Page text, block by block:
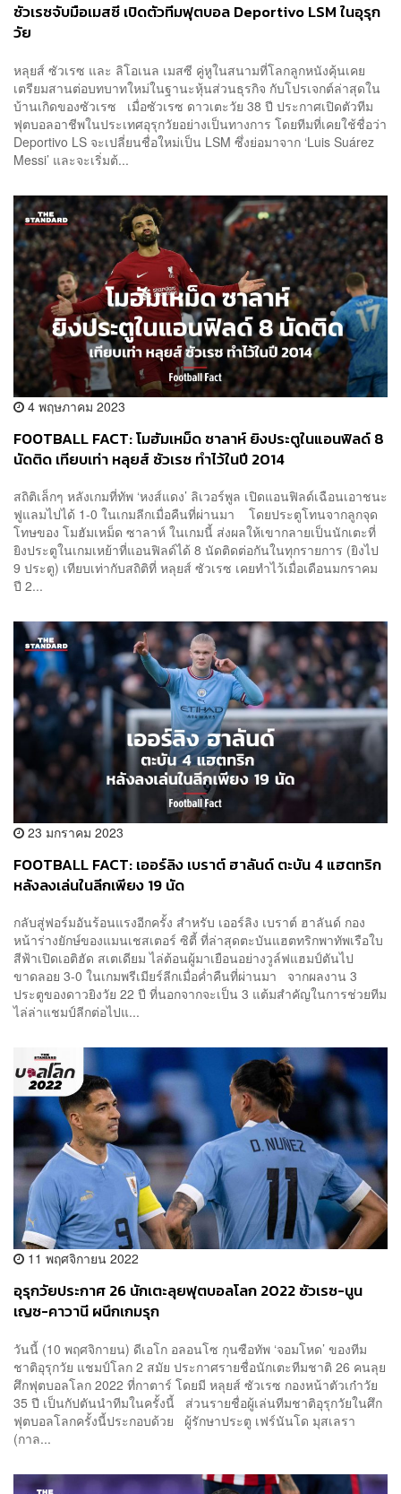
ซัวเรซจับมือเมสซี เปิดตัวทีมฟุตบอล Deportivo LSM ในอุรุก
วัย
หลุยส์ ซัวเรซ และ ลิโอเนล เมสซี คู่หูในสนามที่โลกลูกหนังคุ้นเคย
เตรียมสานต่อบทบาทใหม่ในฐานะหุ้นส่วนธุรกิจ กับโปรเจกต์ล่าสุดใน
บ้านเกิดของซัวเรซ เมื่อซัวเรซ ดาวเตะวัย 38 ปี ประกาศเปิดตัวทีม
ฟุตบอลอาชีพในประเทศอุรุกวัยอย่างเป็นทางการ โดยทีมที่เคยใช้ชื่อว่า
Deportivo LS จะเปลี่ยนชื่อใหม่เป็น LSM ซึ่งย่อมาจาก ‘Luis Suárez
Messi’ และจะเริ่มต้...
4 พฤษภาคม 2023
FOOTBALL FACT: โมฮัมเหม็ด ซาลาห์ ยิงประตูในแอนฟิลด์ 8
นัดติด เทียบเท่า หลุยส์ ซัวเรซ ทำไว้ในปี 2014
สถิติเล็กๆ หลังเกมที่ทัพ ‘หงส์แดง’ ลิเวอร์พูล เปิดแอนฟิลด์เฉือนเอาชนะ
ฟูแลมไปได้ 1-0 ในเกมลีกเมื่อคืนที่ผ่านมา โดยประตูโทนจากลูกจุด
โทษของ โมฮัมเหม็ด ซาลาห์ ในเกมนี้ ส่งผลให้เขากลายเป็นนักเตะที่
ยิงประตูในเกมเหย้าที่แอนฟิลด์ได้ 8 นัดติดต่อกันในทุกรายการ (ยิงไป
9 ประตู) เทียบเท่ากับสถิติที่ หลุยส์ ซัวเรซ เคยทำไว้เมื่อเดือนมกราคม
ปี 2...
23 มกราคม 2023
FOOTBALL FACT: เออร์ลิง เบราต์ ฮาลันด์ ตะบัน 4 แฮตทริก
หลังลงเล่นในลีกเพียง 19 นัด
กลับสู่ฟอร์มอันร้อนแรงอีกครั้ง สำหรับ เออร์ลิง เบราต์ ฮาลันด์ กอง
หน้าร่างยักษ์ของแมนเชสเตอร์ ซิตี้ ที่ล่าสุดตะบันแฮตทริกพาทัพเรือใบ
สีฟ้าเปิดเอติฮัด สเตเดียม ไล่ต้อนผู้มาเยือนอย่างวูล์ฟแฮมป์ตันไป
ขาดลอย 3-0 ในเกมพรีเมียร์ลีกเมื่อค่ำคืนที่ผ่านมา จากผลงาน 3
ประตูของดาวยิงวัย 22 ปี ที่นอกจากจะเป็น 3 แต้มสำคัญในการช่วยทีม
ไล่ล่าแชมป์ลีกต่อไปแ...
11 พฤศจิกายน 2022
อุรุกวัยประกาศ 26 นักเตะลุยฟุตบอลโลก 2022 ซัวเรซ-นูน
เญซ-คาวานี ผนึกเกมรุก
วันนี้ (10 พฤศจิกายน) ดีเอโก อลอนโซ กุนซือทัพ ‘จอมโหด’ ของทีม
ชาติอุรุกวัย แชมป์โลก 2 สมัย ประกาศรายชื่อนักเตะทีมชาติ 26 คนลุย
ศึกฟุตบอลโลก 2022 ที่กาตาร์ โดยมี หลุยส์ ซัวเรซ กองหน้าตัวเก๋าวัย
35 ปี เป็นกัปตันนำทีมในครั้งนี้ ส่วนรายชื่อผู้เล่นทีมชาติอุรุกวัยในศึก
ฟุตบอลโลกครั้งนี้ประกอบด้วย ผู้รักษาประตู เฟร์นันโด มุสเลรา
(กาล...